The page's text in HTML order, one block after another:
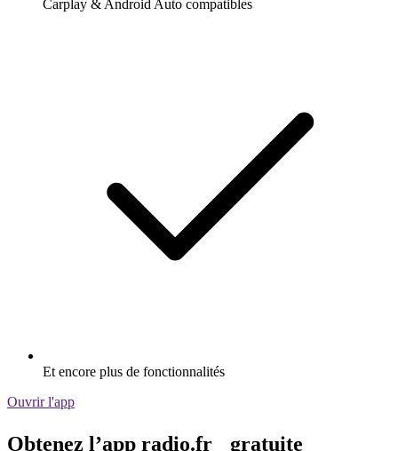
Carplay & Android Auto compatibles
Et encore plus de fonctionnalités
Ouvrir l'app
Obtenez l’app radio.fr gratuite